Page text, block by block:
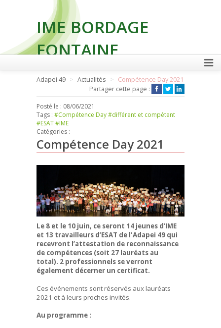
IME BORDAGE
FONTAINE
FAIRE UN DON
Adapei 49 Actualités
Compétence Day 2021
Partager cette page :
Posté le : 08/06/2021
Tags : #Compétence Day#différent et compétent
#ESAT#IME
Catégories :
Compétence Day 2021
Le 8 et le 10 juin, ce seront 14 jeunes d’IME
et 13 travailleurs d’ESAT de l'Adapei 49 qui
recevront l’attestation de reconnaissance
de compétences (soit 27 lauréats au
total). 2 professionnels se verront
également décerner un certificat.
Ces événements sont réservés aux lauréats
2021 et à leurs proches invités.
Au programme :